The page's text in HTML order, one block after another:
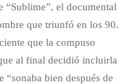
“Sublime”, el documental
que triunfó en los 90.
que la compuso
al final decidió incluirla
bien después de